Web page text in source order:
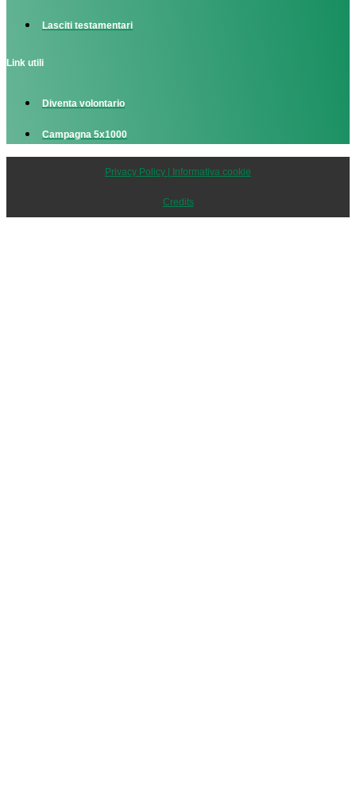
Lasciti testamentari
Link utili
Diventa volontario
Campagna 5x1000
Privacy Policy | Informativa cookie
Credits